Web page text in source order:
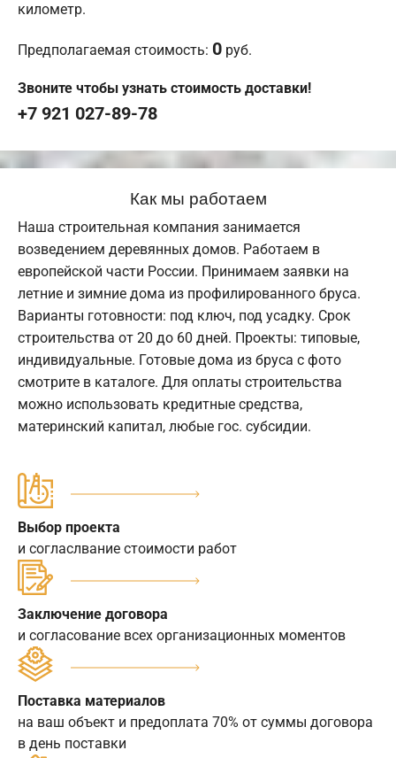
километр.
Предполагаемая стоимость: 0 руб.
Звоните чтобы узнать стоимость доставки!
+7 921 027-89-78
Как мы работаем
Наша строительная компания занимается
возведением деревянных домов. Работаем в
европейской части России. Принимаем заявки на
летние и зимние дома из профилированного бруса.
Варианты готовности: под ключ, под усадку. Срок
строительства от 20 до 60 дней. Проекты: типовые,
индивидуальные. Готовые дома из бруса с фото
смотрите в каталоге. Для оплаты строительства
можно использовать кредитные средства,
материнский капитал, любые гос. субсидии.
Выбор проекта
и согласлвание стоимости работ
Заключение договора
и согласование всех организационных моментов
Поставка материалов
на ваш объект и предоплата 70% от суммы договора
в день поставки